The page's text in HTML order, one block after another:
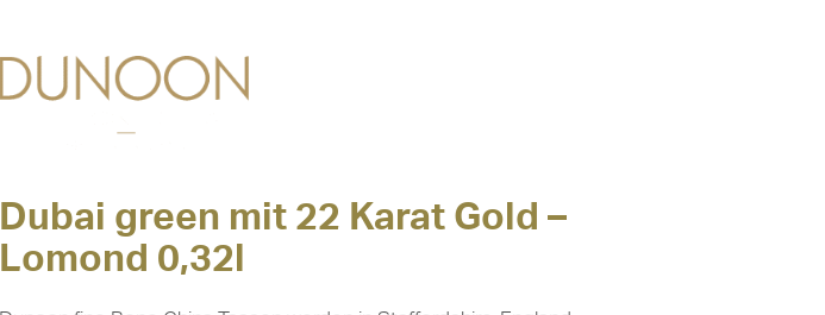
Dubai green mit 22 Karat Gold –
Lomond 0,32l